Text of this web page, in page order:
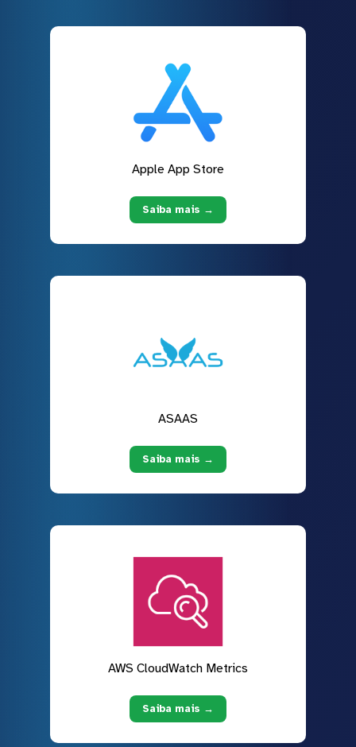
Apple App Store
Saiba mais →
ASAAS
Saiba mais →
AWS CloudWatch Metrics
Saiba mais →